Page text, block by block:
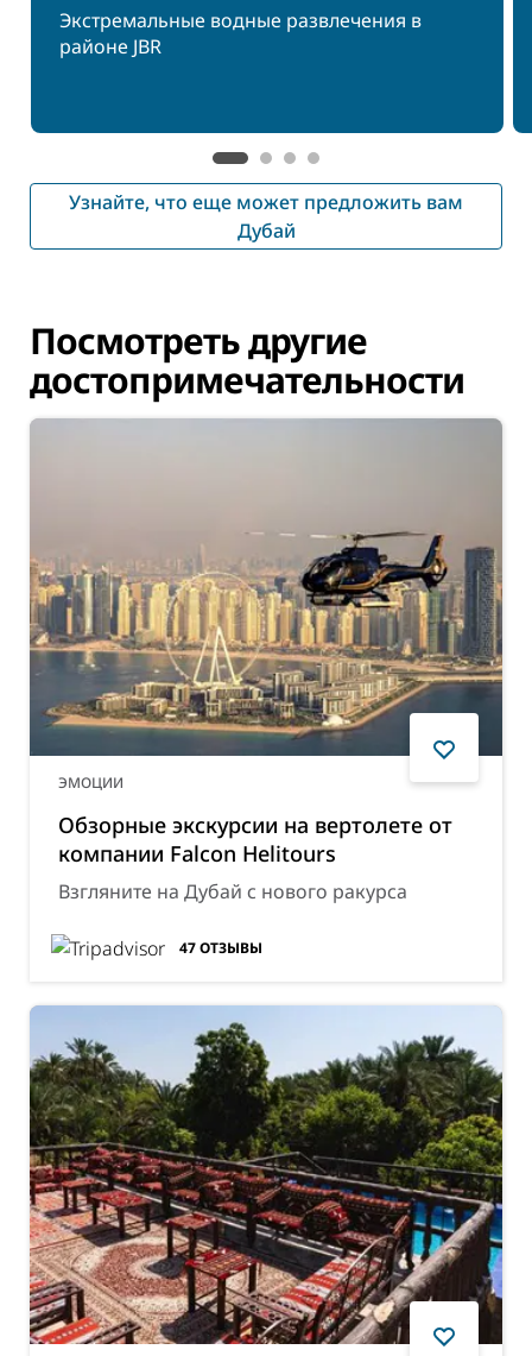
Экстремальные водные развлечения в
районе JBR
Узнайте, что еще может предложить вам
Дубай
Посмотреть другие
достопримечательности
ЭМОЦИИ
Обзорные экскурсии на вертолете от
компании Falcon Helitours
Взгляните на Дубай с нового ракурса
47ОТЗЫВЫ